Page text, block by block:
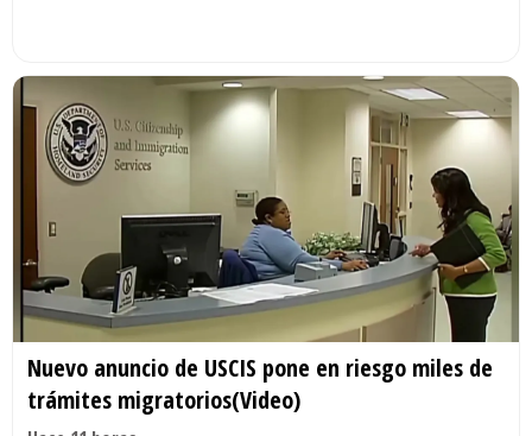
Nuevo anuncio de USCIS pone en riesgo miles de
trámites migratorios(Video)